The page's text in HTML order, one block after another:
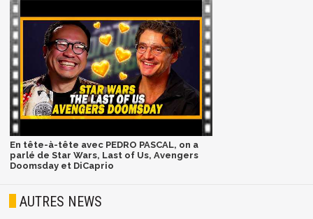
En tête-à-tête avec PEDRO PASCAL, on a
parlé de Star Wars, Last of Us, Avengers
Doomsday et DiCaprio
AUTRES NEWS